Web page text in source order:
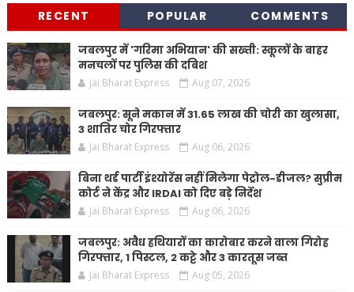
RECENT POPULAR COMMENTS
जबलपुर में 'गरिमा अभियान' की सख्ती: स्कूलों के बाहर
मनचलों पर पुलिस की दबिश
Jai Bharat Express Aug 07, 2026
जबलपुर: सूने मकान में 31.65 लाख की चोरी का खुलासा,
3 शातिर चोर गिरफ्तार
Jai Bharat Express Aug 06, 2026
बिना थर्ड पार्टी इंश्योरेंस नहीं मिलेगा पेट्रोल-डीजल? सुप्रीम
कोर्ट ने केंद्र और IRDAI को दिए बड़े निर्देश
Jai Bharat Express Aug 06, 2026
जबलपुर: अवैध हथियारों का कारोबार करने वाला गिरोह
गिरफ्तार, 1 पिस्टल, 2 कट्टे और 3 कारतूस जब्त
Jai Bharat Express Aug 05, 2026